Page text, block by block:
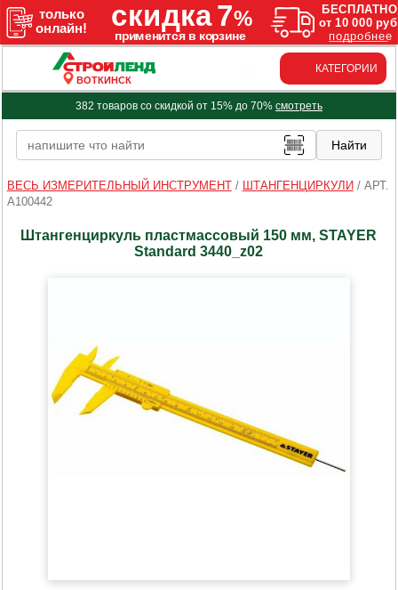
ВОТКИНСК
КАТЕГОРИИ
382 товаров со скидкой от 15% до 70% смотреть
ВЕСЬ ИЗМЕРИТЕЛЬНЫЙ ИНСТРУМЕНТ/ ШТАНГЕНЦИРКУЛИ / АРТ.
A100442
Штангенциркуль пластмассовый 150 мм, STAYER
Standard 3440_z02